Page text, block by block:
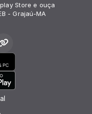
Store e ouça
- Grajaú-MA